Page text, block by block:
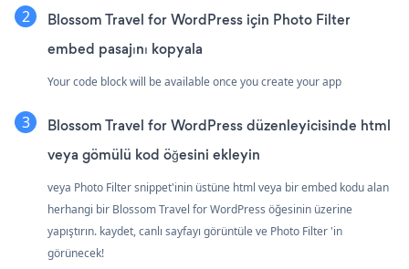
Blossom Travel for WordPress için Photo Filter
embed pasajını kopyala
Your code block will be available once you create your app
Blossom Travel for WordPress düzenleyicisinde html
veya gömülü kod öğesini ekleyin
veya Photo Filter snippet'inin üstüne html veya bir embed kodu alan
herhangi bir Blossom Travel for WordPress öğesinin üzerine
yapıştırın. kaydet, canlı sayfayı görüntüle ve Photo Filter 'in
görünecek!